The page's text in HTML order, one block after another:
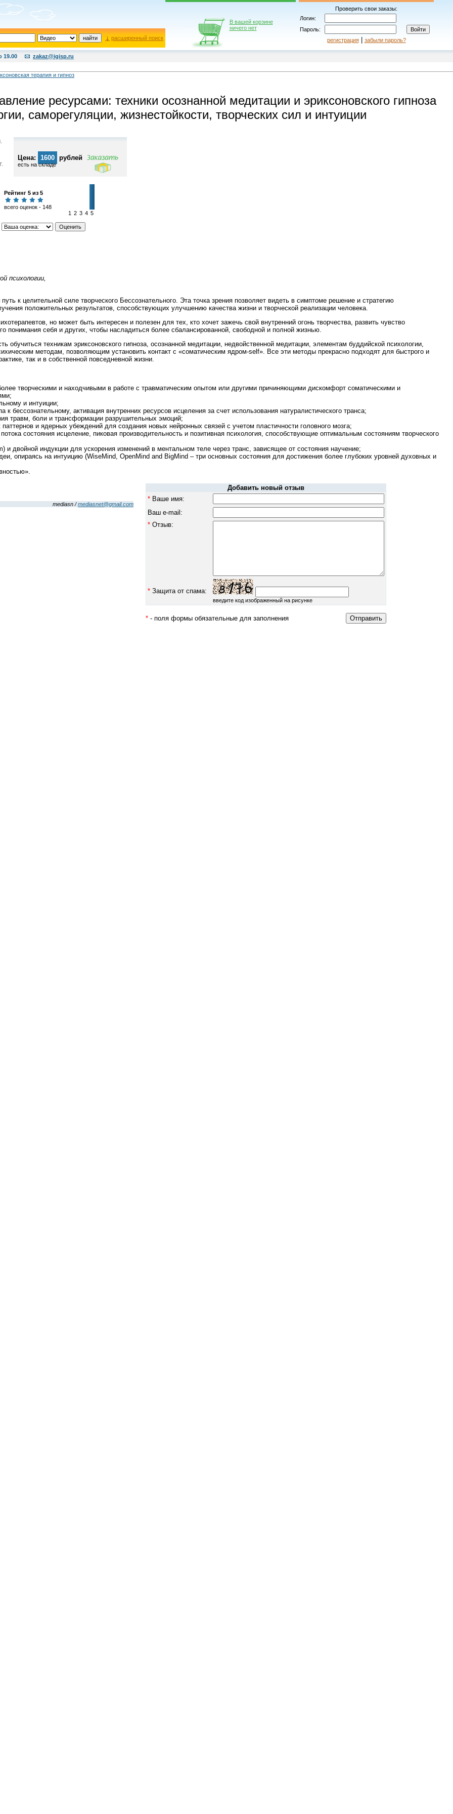
расширенный поиск
В вашей корзине
ничего нет
Проверить свои заказы:
Логин:
Пароль:
регистрация| забыли пароль?
19.00 zakaz@igisp.ru
терапия и гипноз
ресурсами: техники осознанной медитации и эриксоновского гипноза
саморегуляции, жизнестойкости, творческих сил и интуиции
Цена: 1600 рублей
есть на складе
Рейтинг 5 из 5
всего оценок - 148
1 2 3 4 5
психологии,
к целительной силе творческого Бессознательного. Эта точка зрения позволяет видеть в симптоме решение и стратегию
положительных результатов, способствующих улучшению качества жизни и творческой реализации человека.
но может быть интересен и полезен для тех, кто хочет зажечь свой внутренний огонь творчества, развить чувство
понимания себя и других, чтобы насладиться более сбалансированной, свободной и полной жизнью.
обучиться техникам эриксоновского гипноза, осознанной медитации, недвойственной медитации, элементам буддийской психологии,
методам, позволяющим установить контакт с «соматическим ядром-self». Все эти методы прекрасно подходят для быстрого и
так и в собственной повседневной жизни.
творческими и находчивыми в работе с травматическим опытом или другими причиняющими дискомфорт соматическими и
и интуиции;
бессознательному, активация внутренних ресурсов исцеления за счет использования натуралистического транса;
травм, боли и трансформации разрушительных эмоций;
и ядерных убеждений для создания новых нейронных связей с учетом пластичности головного мозга;
состояния исцеление, пиковая производительность и позитивная психология, способствующие оптимальным состояниям творческого
и двойной индукции для ускорения изменений в ментальном теле через транс, зависящее от состояния научение;
опираясь на интуицию (WiseMind, OpenMind and BigMind – три основных состояния для достижения более глубоких уровней духовных и
mediasn /mediasnet@gmail.com
Добавить новый отзыв
* Ваше имя:
Ваш e-mail:
* Отзыв:
* Защита от спама:
введите код изображенный на рисунке
* - поля формы обязательные для заполнения